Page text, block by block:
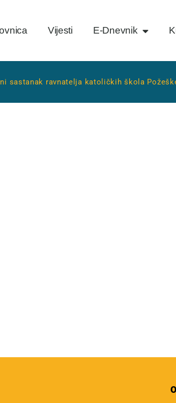
Vijesti E-Dnevnik
sastanak ravnatelja katoličkih škola